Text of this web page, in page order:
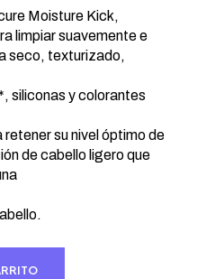
Moisture Kick,
limpiar suavemente e
seco, texturizado,
siliconas y colorantes
retener su nivel óptimo de
de cabello ligero que